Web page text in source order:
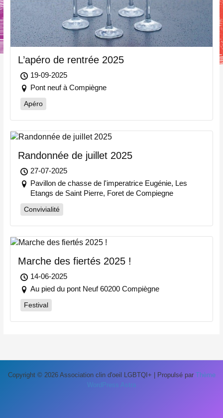
L’apéro de rentrée 2025
19-09-2025
Pont neuf à Compiègne
Apéro
Randonnée de juillet 2025
27-07-2025
Pavillon de chasse de l'imperatrice Eugénie, Les
Etangs de Saint Pierre, Foret de Compiegne
Convivialité
Marche des fiertés 2025 !
14-06-2025
Au pied du pont Neuf 60200 Compiègne
Festival
Copyright © 2026 Association clin d'oeil LGBTQI+ | Propulsé par Thème
WordPress Astra